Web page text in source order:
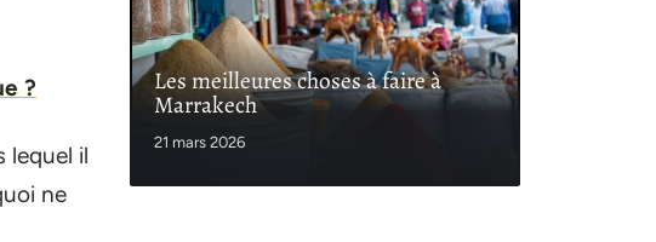
?
lequel il
ne
Les meilleures choses à faire à
Marrakech
21 mars 2026